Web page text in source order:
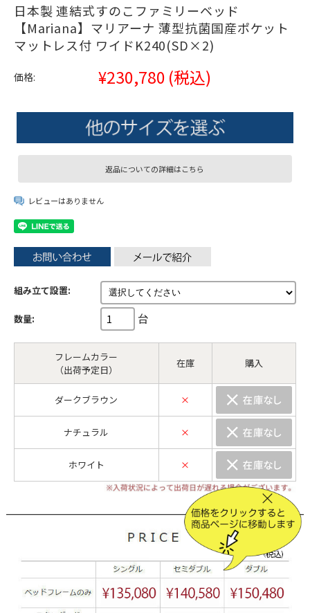
日本製 連結式すのこファミリーベッド
【Mariana】マリアーナ 薄型抗菌国産ポケット
マットレス付 ワイドK240(SD×2)
価格: ¥230,780 (税込)
返品についての詳細はこちら
レビューはありません
組み立て設置:
数量: 台
フレームカラー
（出荷予定日）
在庫 購入
ダークブラウン ×
ナチュラル ×
ホワイト ×